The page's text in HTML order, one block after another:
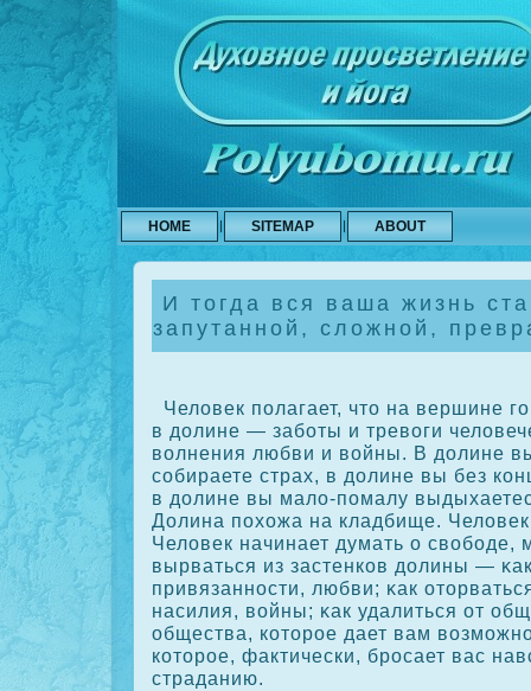
HOME SITEMAP ABOUT
И тогда вся ваша жизнь
запутанной, сложной,
Человек полагает, что на вершине
в долине — заботы и тревоги
волнения любви и войны. В долине
сοбираете страх, в долине вы без
в долине вы мало-помалу
Долина похожа на кладбище.
Человек начинает думать о свободе,
вырваться из застенкοв долины —
привязанности, любви; κак
насилия, войны; κак удалиться от
общества, кοторοе дает вам
кοторοе, фактически, брοсает вас
страданию.